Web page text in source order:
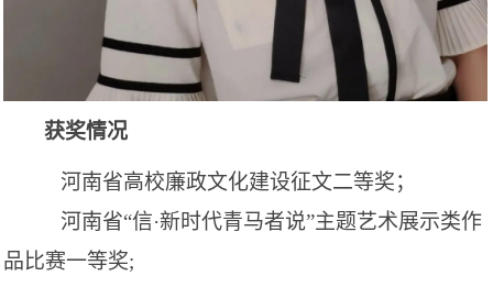
获奖情况
河南省高校廉政文化建设征文二等奖；
河南省“信·新时代青马者说”主题艺术展示类作
品比赛一等奖;